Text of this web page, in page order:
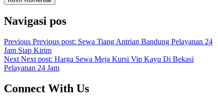
Navigasi pos
Previous Previous post: Sewa Tiang Antrian Bandung Pelayanan 24
Jam Siap Kirim
Next Next post: Harga Sewa Meja Kursi Vip Kayu Di Bekasi
Pelayanan 24 Jam
Connect With Us